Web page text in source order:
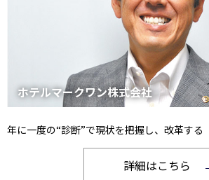
ホテルマークワン株式会社
年に一度の“診断”で現状を把握し、改革する
詳細はこちら